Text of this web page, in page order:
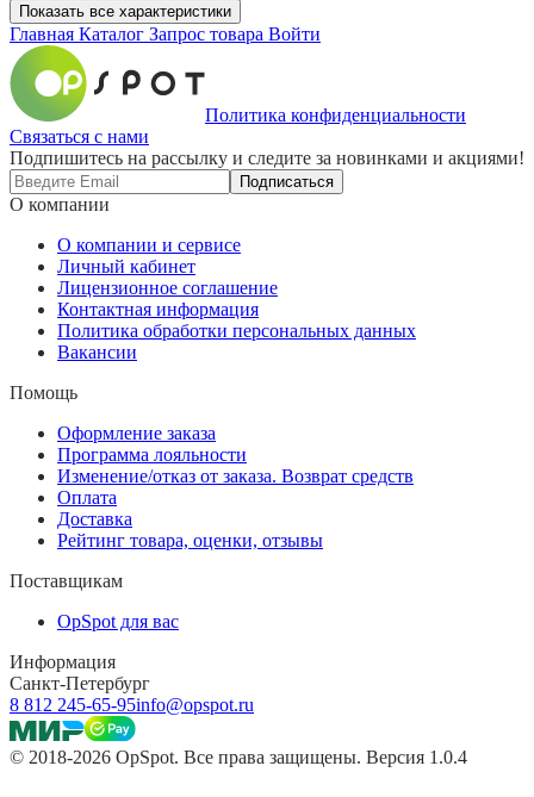
Показать все характеристики
Главная Каталог Запрос товара Войти
Политика конфиденциальности
Связаться с нами
Подпишитесь на рассылку и следите за новинками и акциями!
Подписаться
О компании
О компании и сервисе
Личный кабинет
Лицензионное соглашение
Контактная информация
Политика обработки персональных данных
Вакансии
Помощь
Оформление заказа
Программа лояльности
Изменение/отказ от заказа. Возврат средств
Оплата
Доставка
Рейтинг товара, оценки, отзывы
Поставщикам
OpSpot для вас
Информация
Санкт-Петербург
8 812 245-65-95info@opspot.ru
© 2018-2026 OpSpot. Все права защищены. Версия 1.0.4